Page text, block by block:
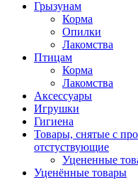
Грызунам
Корма
Опилки
Лакомства
Птицам
Корма
Лакомства
Аксессуары
Игрушки
Гигиена
Товары, снятые с
отстуствующие
Уцененные
Уценённые товары